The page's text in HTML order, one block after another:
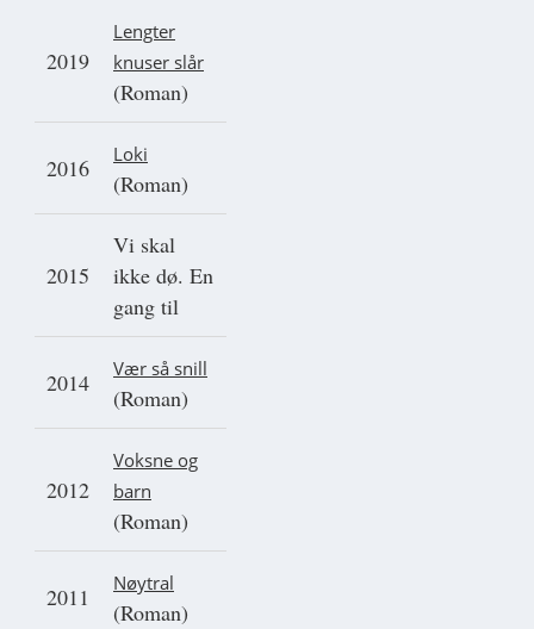
2019
Lengter
knuser slår
(Roman)
2016 Loki
(Roman)
2015
Vi skal
ikke dø. En
gang til
2014 Vær så snill
(Roman)
2012
Voksne og
barn
(Roman)
2011 Nøytral
(Roman)